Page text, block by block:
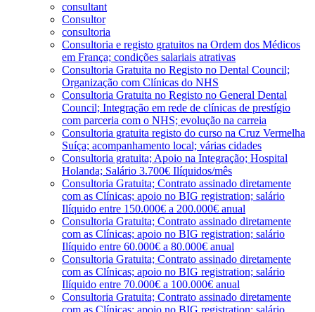
consultant
Consultor
consultoria
Consultoria e registo gratuitos na Ordem dos Médicos
em França; condições salariais atrativas
Consultoria Gratuita no Registo no Dental Council;
Organização com Clínicas do NHS
Consultoria Gratuita no Registo no General Dental
Council; Integração em rede de clínicas de prestígio
com parceria com o NHS; evolução na carreia
Consultoria gratuita registo do curso na Cruz Vermelha
Suíça; acompanhamento local; várias cidades
Consultoria gratuita; Apoio na Integração; Hospital
Holanda; Salário 3.700€ Ilíquidos/mês
Consultoria Gratuita; Contrato assinado diretamente
com as Clínicas; apoio no BIG registration; salário
Ilíquido entre 150.000€ a 200.000€ anual
Consultoria Gratuita; Contrato assinado diretamente
com as Clínicas; apoio no BIG registration; salário
Ilíquido entre 60.000€ a 80.000€ anual
Consultoria Gratuita; Contrato assinado diretamente
com as Clínicas; apoio no BIG registration; salário
Ilíquido entre 70.000€ a 100.000€ anual
Consultoria Gratuita; Contrato assinado diretamente
com as Clínicas; apoio no BIG registration; salário